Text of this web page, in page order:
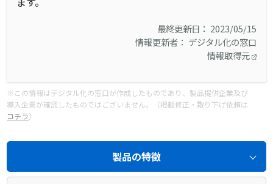
最終更新日： 2023/05/15
情報更新者： デジタル化の窓口
情報取得元
※この情報はデジタル化の窓口が作成したものであり、製品提供企業及び
導入企業が確認したものではございません。（掲載修正・取り下げ依頼は
コチラ）
製品の特徴